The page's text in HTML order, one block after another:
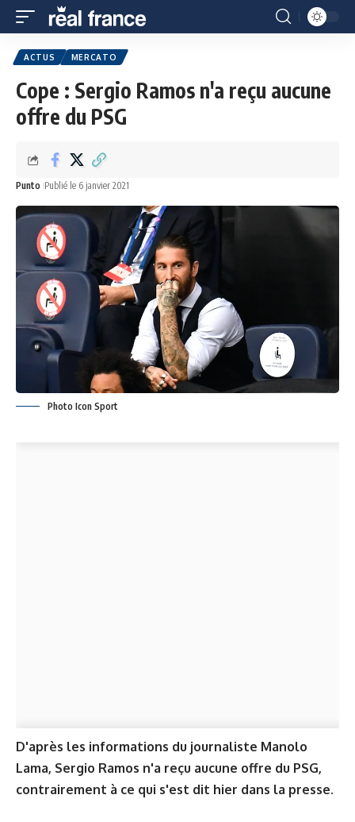
ACTUS MERCATO
Cope : Sergio Ramos n'a reçu aucune
offre du PSG
Punto Publié le 6 janvier 2021
Photo Icon Sport
D'après les informations du journaliste Manolo
Lama, Sergio Ramos n'a reçu aucune offre du PSG,
contrairement à ce qui s'est dit hier dans la presse.